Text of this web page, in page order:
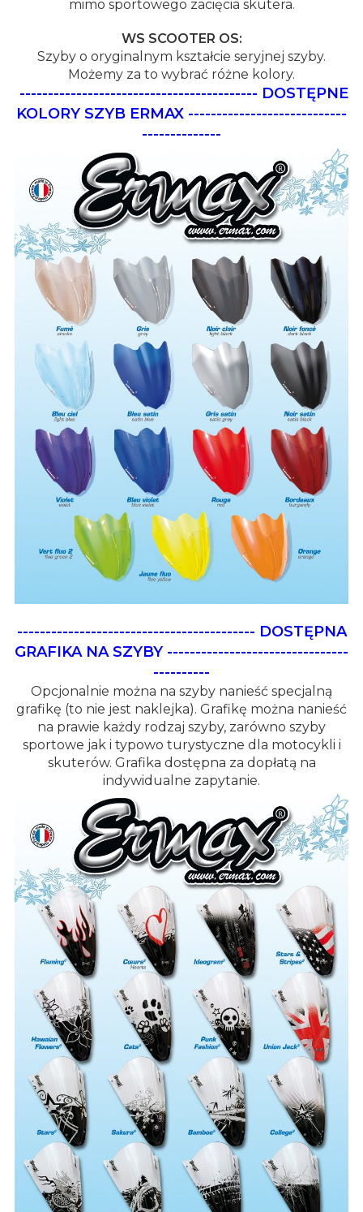
mimo sportowego zacięcia skutera.
WS SCOOTER OS:
Szyby o oryginalnym kształcie seryjnej szyby.
Możemy za to wybrać różne kolory.
------------------------------------------ DOSTĘPNE
KOLORY SZYB ERMAX ----------------------------
--------------
------------------------------------------ DOSTĘPNA
GRAFIKA NA SZYBY --------------------------------
----------
Opcjonalnie można na szyby nanieść specjalną
grafikę (to nie jest naklejka). Grafikę można nanieść
na prawie każdy rodzaj szyby, zarówno szyby
sportowe jak i typowo turystyczne dla motocykli i
skuterów. Grafika dostępna za dopłatą na
indywidualne zapytanie.